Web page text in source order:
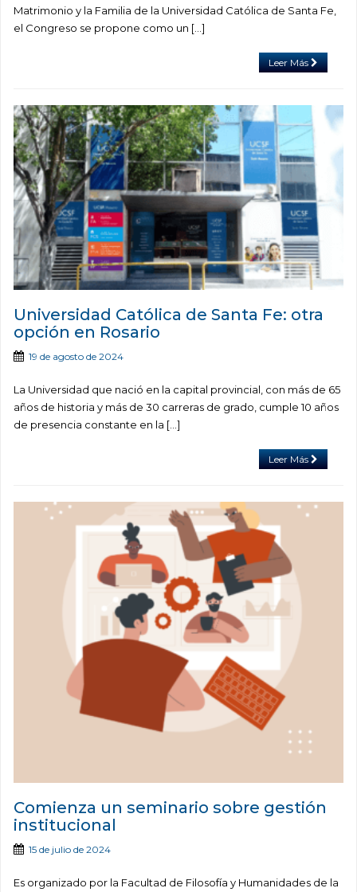
Matrimonio y la Familia de la Universidad Católica de Santa Fe,
el Congreso se propone como un […]
Leer Más
Universidad Católica de Santa Fe: otra
opción en Rosario
19 de agosto de 2024
La Universidad que nació en la capital provincial, con más de 65
años de historia y más de 30 carreras de grado, cumple 10 años
de presencia constante en la […]
Leer Más
Comienza un seminario sobre gestión
institucional
15 de julio de 2024
Es organizado por la Facultad de Filosofía y Humanidades de la